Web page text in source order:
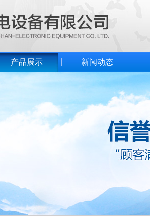
产品展示 新闻动态